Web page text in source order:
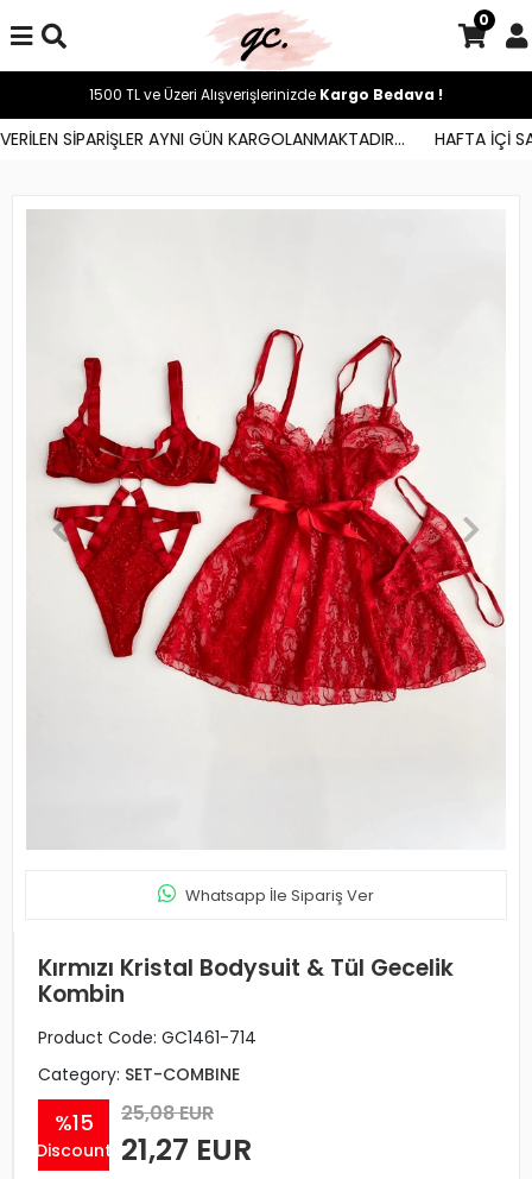
SİPARİŞLER AYNI GÜN KARGOLANMAKTADIR... HAFTA İÇİ
0
1500 TL ve Üzeri Alışverişlerinizde Kargo Bedava !
Whatsapp İle Sipariş Ver
Kırmızı Kristal Bodysuit & Tül Gecelik
Kombin
Product Code: GC1461-714
Category: SET-COMBINE
%15
Discount
25,08 EUR
21,27 EUR